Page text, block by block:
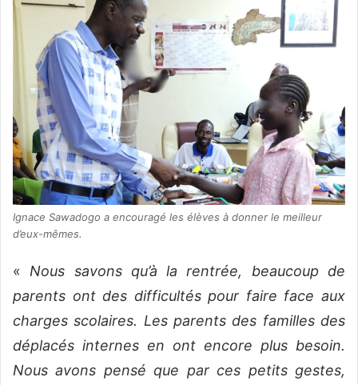
Ignace Sawadogo a encouragé les élèves à donner le meilleur
d’eux-mêmes.
« Nous savons qu’à la rentrée, beaucoup de
parents ont des difficultés pour faire face aux
charges scolaires. Les parents des familles des
déplacés internes en ont encore plus besoin.
Nous avons pensé que par ces petits gestes,